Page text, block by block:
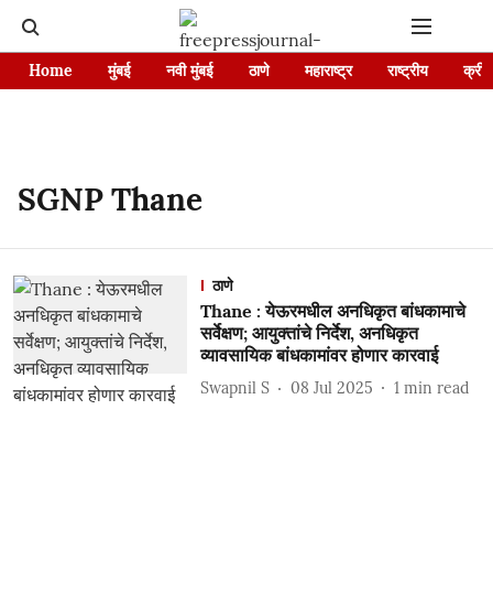
Home मुंबई नवी मुंबई ठाणे महाराष्ट्र राष्ट्रीय
SGNP Thane
ठाणे
Thane : येऊरमधील अनधिकृत बांधकामाचे
सर्वेक्षण; आयुक्तांचे निर्देश, अनधिकृत
व्यावसायिक बांधकामांवर होणार कारवाई
Swapnil S 08 Jul 2025 1 min read